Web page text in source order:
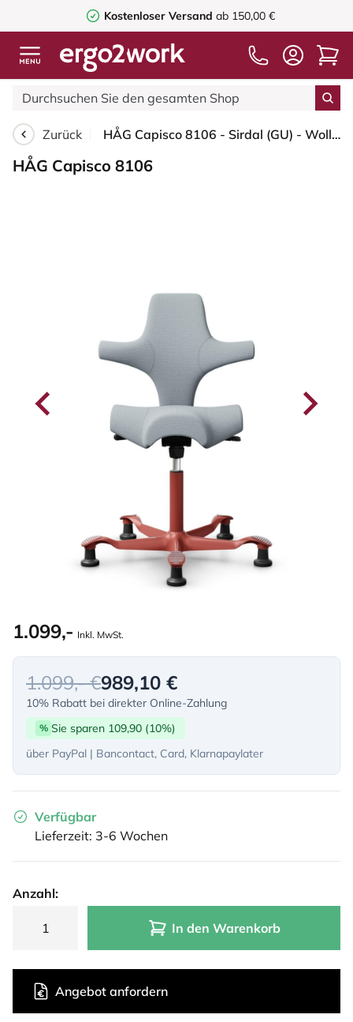
Kostenloser Versandab 150,00 €
Zurück HÅG Capisco 8106 - Sirdal (GU) - Wolle - SRD120 Light grey - Blush Rose - 200 mm (Sitzhöhe 46-64cm) - Bodengleiter
HÅG Capisco 8106
1.099,- Inkl. MwSt.
1.099,- €989,10 €
10% Rabatt bei direkter Online-Zahlung
% Sie sparen 109,90 (10%)
über PayPal | Bancontact, Card, Klarnapaylater
Verfügbar
Lieferzeit: 3-6 Wochen
Anzahl:
In den Warenkorb
Angebot anfordern